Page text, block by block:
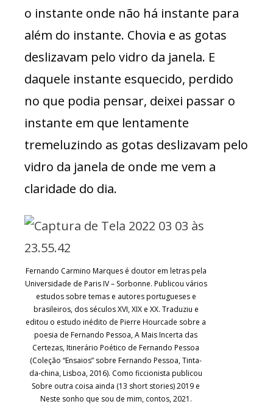
o instante onde não há instante para
além do instante. Chovia e as gotas
deslizavam pelo vidro da janela. E
daquele instante esquecido, perdido
no que podia pensar, deixei passar o
instante em que lentamente
tremeluzindo as gotas deslizavam pelo
vidro da janela de onde me vem a
claridade do dia.
Fernando Carmino Marques é doutor em letras pela
Universidade de Paris IV – Sorbonne. Publicou vários
estudos sobre temas e autores portugueses e
brasileiros, dos séculos XVI, XIX e XX. Traduziu e
editou o estudo inédito de Pierre Hourcade sobre a
poesia de Fernando Pessoa, A Mais Incerta das
Certezas, Itinerário Poético de Fernando Pessoa
(Coleção “Ensaios” sobre Fernando Pessoa, Tinta-
da-china, Lisboa, 2016). Como ficcionista publicou
Sobre outra coisa ainda (13 short stories) 2019 e
Neste sonho que sou de mim, contos, 2021.